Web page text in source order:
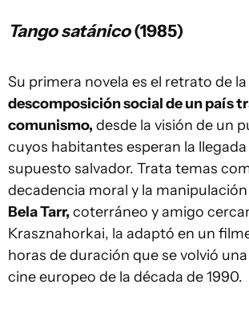
Tango satánico(1985)
Su primera novela es el retrato de la
descomposición social de un país
comunismo, desde la visión de un
cuyos habitantes esperan la
supuesto salvador. Trata temas
decadencia moral y la
Bela Tarr, coterráneo y amigo
Krasznahorkai, la adaptó en un
horas de duración que se volvió
cine europeo de la década de 1990.